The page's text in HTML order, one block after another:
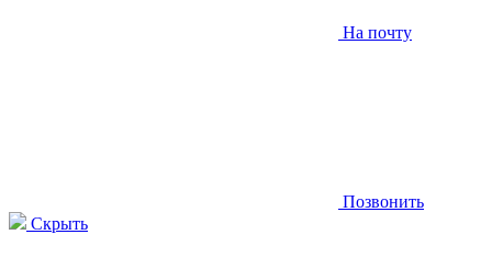
На почту
Позвонить
Скрыть